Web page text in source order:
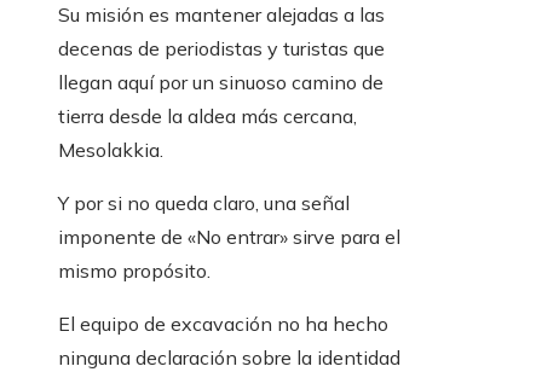
Su misión es mantener alejadas a las
decenas de periodistas y turistas que
llegan aquí por un sinuoso camino de
tierra desde la aldea más cercana,
Mesolakkia.
Y por si no queda claro, una señal
imponente de «No entrar» sirve para el
mismo propósito.
El equipo de excavación no ha hecho
ninguna declaración sobre la identidad